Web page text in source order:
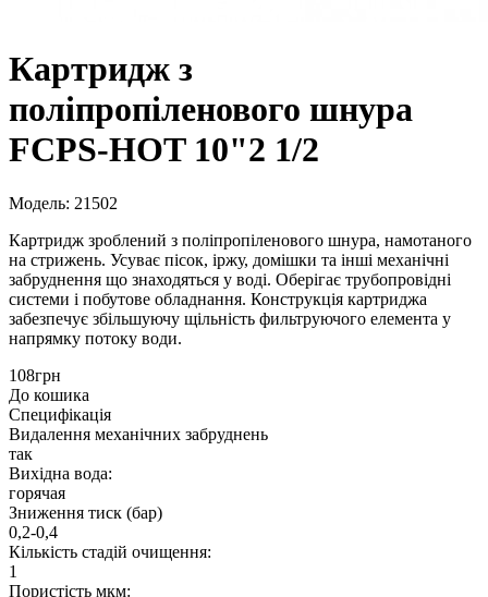
Картридж з
поліпропіленового шнура
FCPS-HOT 10"2 1/2
Модель: 21502
Картридж зроблений з поліпропіленового шнура, намотаного
на стрижень. Усуває пісок, іржу, домішки та інші механічні
забруднення що знаходяться у воді. Оберігає трубопровідні
системи і побутове обладнання. Конструкція картриджа
забезпечує збільшуючу щільність фильтруючого елемента у
напрямку потоку води.
108грн
До кошика
Специфікація
Видалення механічних забруднень
так
Вихідна вода:
горячая
Зниження тиск (бар)
0,2-0,4
Кількість стадій очищення:
1
Пористість мкм: